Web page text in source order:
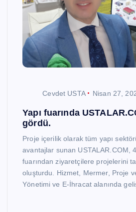
Cevdet USTA Nisan 27,
Yapı fuarında
gördü.
Proje içerilik olarak tüm yapı
avantajlar sunan USTALAR.COM,
fuarından ziyaretçilere projelerini
oluşturdu. Hizmet, Mermer, Proje
Yönetimi ve E-İhracat alanında